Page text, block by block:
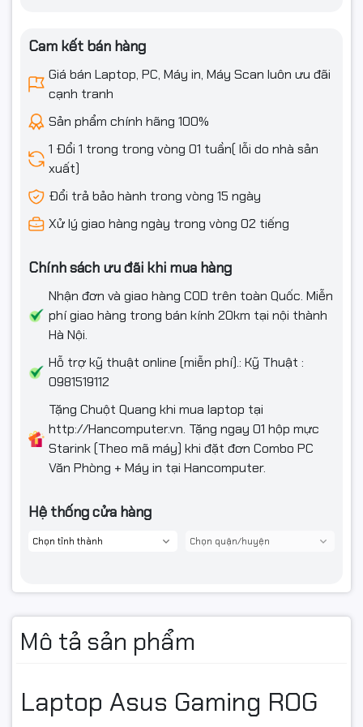
Cam kết bán hàng
Giá bán Laptop, PC, Máy in, Máy Scan luôn ưu đãi
cạnh tranh
Sản phẩm chính hãng 100%
1 Đổi 1 trong trong vòng 01 tuần( lỗi do nhà sản
xuất)
Đổi trả bảo hành trong vòng 15 ngày
Xử lý giao hàng ngày trong vòng 02 tiếng
Chính sách ưu đãi khi mua hàng
Nhận đơn và giao hàng COD trên toàn Quốc. Miễn
phí giao hàng trong bán kính 20km tại nội thành
Hà Nội.
Hỗ trợ kỹ thuật online (miễn phí).: Kỹ Thuật :
0981519112
Tặng Chuột Quang khi mua laptop tại
http://Hancomputer.vn. Tặng ngay 01 hộp mực
Starink (Theo mã máy) khi đặt đơn Combo PC
Văn Phòng + Máy in tại Hancomputer.
Hệ thống cửa hàng
Mô tả sản phẩm
Laptop Asus Gaming ROG
Webcam 1080P FHD, Camera IR hỗ trợ Windows Hello
Đèn bàn phím Backlit Chiclet Keyboard 1-Zone RGB
Tính năng đặc
biệt
Không
Phần mềm
Hệ điều hành Windows 11 Home + Office Home 2024
Thông tin khác
Thông số pin 73WHrs, 4S1P, 4-cell Li-ion
Kích thước 31.1 x 22.0 x 1.59 ~ 1.63 cm
Trọng lượng
Màu sắc Grey
Phụ kiện Túi
Phụ kiện
TYPE-C, 100W AC Adapter, Output: 20V DC, 5A,